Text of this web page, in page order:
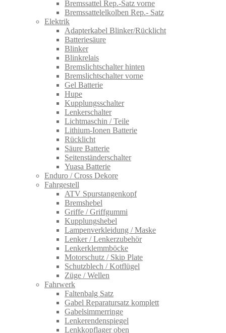
Bremssattel Rep.-Satz vorne
Bremssattelelkolben Rep.- Satz
Elektrik
Adapterkabel Blinker/Rücklicht
Batteriesäure
Blinker
Blinkrelais
Bremslichtschalter hinten
Bremslichtschalter vorne
Gel Batterie
Hupe
Kupplungsschalter
Lenkerschalter
Lichtmaschin / Teile
Lithium-Ionen Batterie
Rücklicht
Säure Batterie
Seitenständerschalter
Yuasa Batterie
Enduro / Cross Dekore
Fahrgestell
ATV Spurstangenkopf
Bremshebel
Griffe / Griffgummi
Kupplungshebel
Lampenverkleidung / Maske
Lenker / Lenkerzubehör
Lenkerklemmböcke
Motorschutz / Skip Plate
Schutzblech / Kotflügel
Züge / Wellen
Fahrwerk
Faltenbalg Satz
Gabel Reparatursatz komplett
Gabelsimmerringe
Lenkerendenspiegel
Lenkkopflager oben